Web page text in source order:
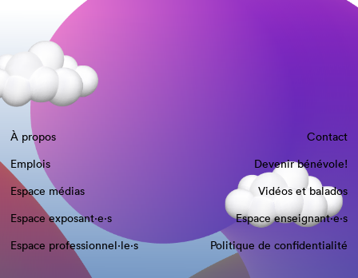
À propos
Contact
Emplois
Devenir bénévole!
Espace médias
Vidéos et balados
Espace exposant·e⋅s
Espace enseignant·e⋅s
Espace professionnel·le⋅s
Politique de confidentialité